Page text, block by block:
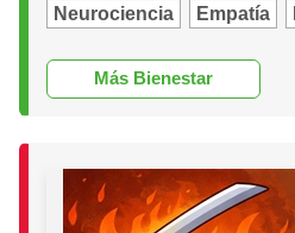
Neurociencia Empatía
Más Bienestar